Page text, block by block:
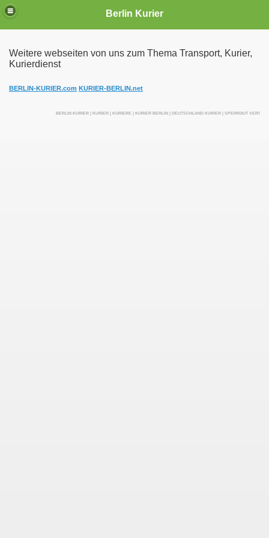
Berlin Kurier
Weitere webseiten von uns zum Thema Transport, Kurier,
Kurierdienst
BERLIN-KURIER.com KURIER-BERLIN.net
BERLIN KURIER | KURIER | KURIERE | KURIER BERLIN | DEUTSCHLAND KURIER | SPERRGUT